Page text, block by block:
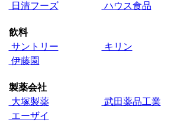
日清フーズ
ハウス食品
飲料
サントリー
キリン
伊藤園
製薬会社
大塚製薬
武田薬品工業
エーザイ